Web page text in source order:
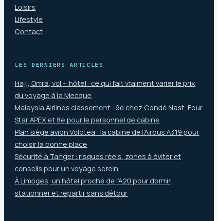
Loisirs
Lifestyle
Contact
LES DERNIERS ARTICLES
Hajj, Omra, vol + hôtel : ce qui fait vraiment varier le prix
du voyage à la Mecque
Malaysia Airlines classement : 9e chez Condé Nast, Four
Star APEX et 8e pour le personnel de cabine
Plan siège avion Volotea : la cabine de l’Airbus A319 pour
choisir la bonne place
Sécurité à Tanger : risques réels, zones à éviter et
conseils pour un voyage serein
À Limoges, un hôtel proche de l’A20 pour dormir,
stationner et repartir sans détour